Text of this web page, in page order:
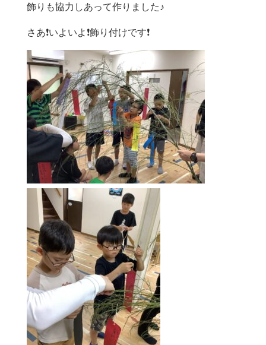
飾りも協力しあって作りました♪
さあ❗️いよいよ❗️飾り付けです❗️